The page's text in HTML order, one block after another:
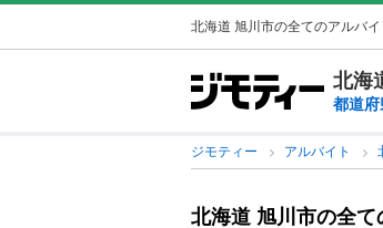
北海道 旭川市の全てのアルバ
北海
都道府
ジモティー アルバイト
北海道 旭川市の全